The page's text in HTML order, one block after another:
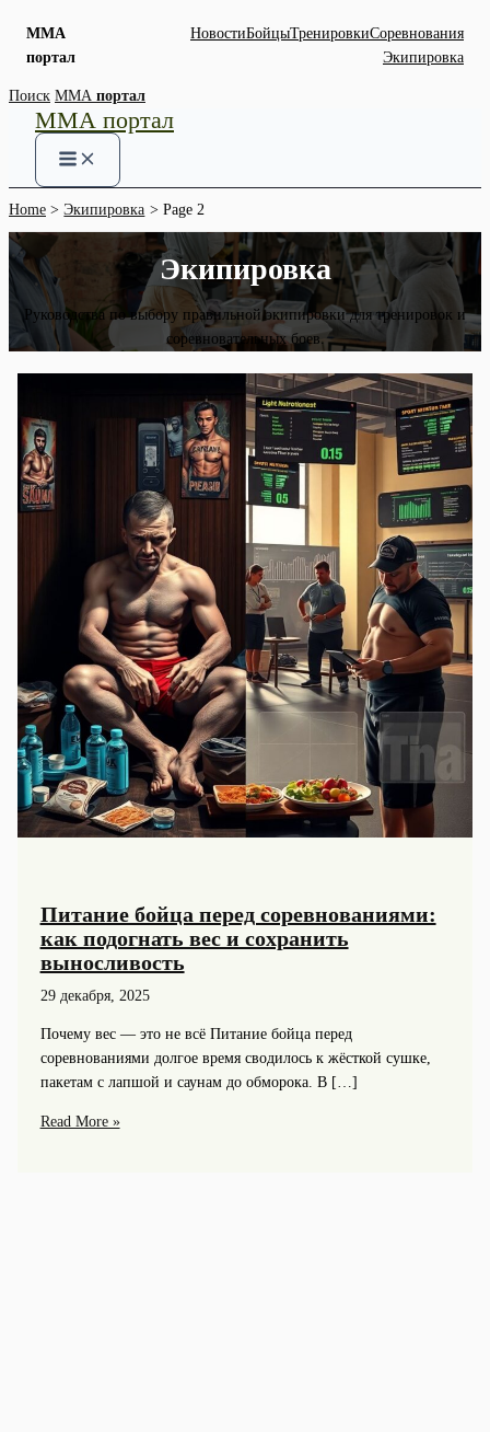
ММА
портал
НовостиБойцыТренировкиСоревнования
Экипировка
Skip
content
Поиск ММА портал
ММА портал
Home Экипировка Page 2
Экипировка
Руководства по выбору правильной экипировки для тренировок и
соревновательных боев.
Питание бойца перед соревнованиями:
как подогнать вес и сохранить
выносливость
29 декабря, 2025
Почему вес — это не всё Питание бойца перед
соревнованиями долгое время сводилось к жёсткой сушке,
пакетам с лапшой и саунам до обморока. В […]
Питание
Read More »